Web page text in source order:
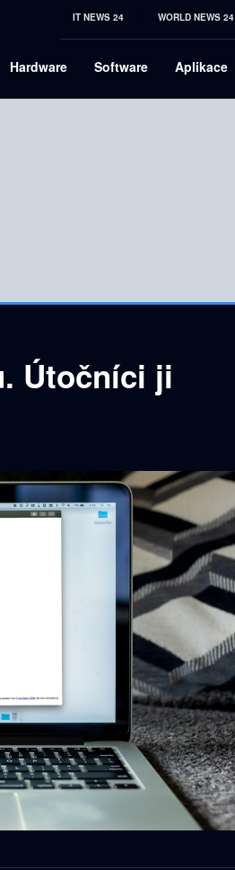
IT NEWS 24 WORLD NEWS 24
Hardware Software Aplikace
Útočníci ji